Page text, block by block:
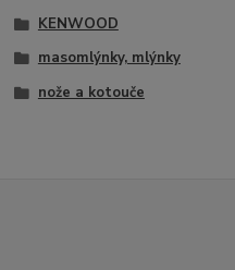
KENWOOD
masomlýnky, mlýnky
nože a kotouče